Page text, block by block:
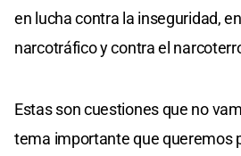
en lucha contra la inseguridad,
narcotráfico y contra el
Estas son cuestiones que no
tema importante que queremos